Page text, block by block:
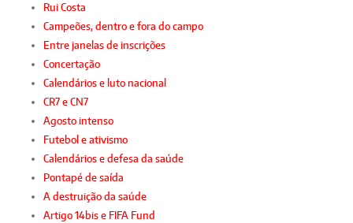
Rui Costa
Campeões, dentro e fora do campo
Entre janelas de inscrições
Concertação
Calendários e luto nacional
CR7 e CN7
Agosto intenso
Futebol e ativismo
Calendários e defesa da saúde
Pontapé de saída
A destruição da saúde
Artigo 14bis e FIFA Fund